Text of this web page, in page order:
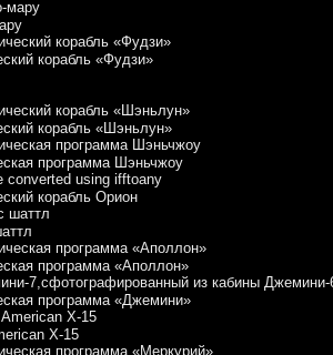
корабль «Фудзи»
корабль «Шэньлун»
программа Шэньчжоу
корабль Орион
программа «Аполлон»
программа «Джемини»
X-15